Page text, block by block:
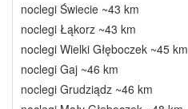
noclegi Świecie ~43 km
noclegi Łąkorz ~43 km
noclegi Wielki Głęboczek ~45 km
noclegi Gaj ~46 km
noclegi Grudziądz ~46 km